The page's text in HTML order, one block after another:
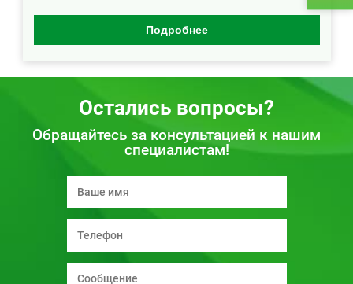
Подробнее
Остались вопросы?
Обращайтесь за консультацией к нашим
специалистам!